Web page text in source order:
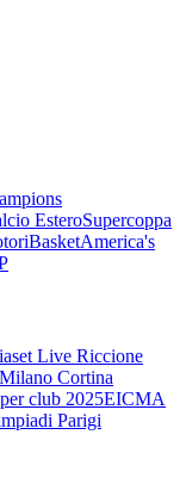
EsteroSupercoppa
BasketAmerica's
Live Riccione
Cortina
club 2025EICMA
Parigi